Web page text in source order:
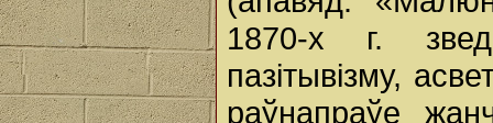
1870-х г.
пазітывізму,
раўнапраўе